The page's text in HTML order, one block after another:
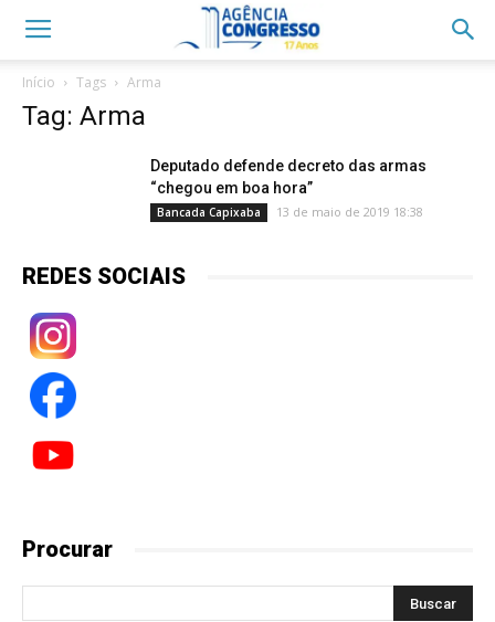
Início Tags Arma
Tag: Arma
Deputado defende decreto das armas
“chegou em boa hora”
Bancada Capixaba 13 de maio de 2019 18:38
REDES SOCIAIS
Procurar